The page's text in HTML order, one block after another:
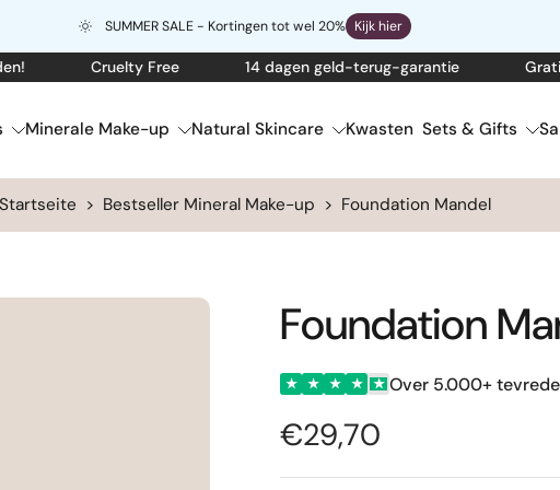
SUMMER SALE - Kortingen tot wel 20% Kijk hier
Cruelty Free 14 dagen geld-terug-garantie Gratis
Minerale Make-up Natural Skincare Kwasten Sets & Gifts
Startseite > Bestseller Mineral Make-up > Foundation Mandel
Foundation
★ ★ ★ ★ ★ Over 5.000+
€29,70